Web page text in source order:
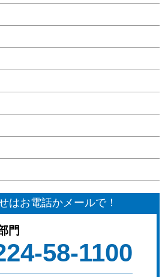
はお電話かメールで！
門
58-1100